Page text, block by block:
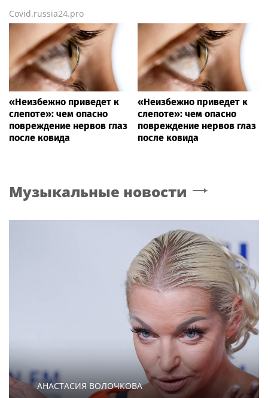
Covid.russia24.pro
«Неизбежно приведет к
слепоте»: чем опасно
повреждение нервов глаз
после ковида
«Неизбежно приведет к
слепоте»: чем опасно
повреждение нервов глаз
после ковида
Музыкальные новости
АНАСТАСИЯ ВОЛОЧКОВА